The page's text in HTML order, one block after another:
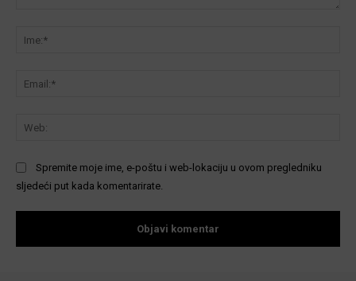
Spremite moje ime, e-poštu i web-lokaciju u ovom pregledniku
sljedeći put kada komentarirate.